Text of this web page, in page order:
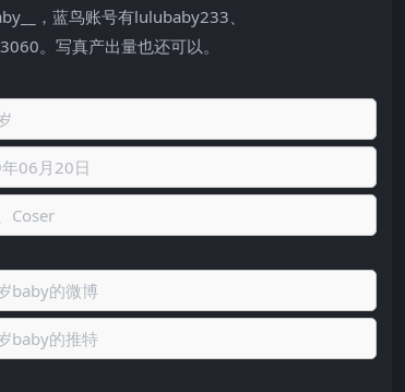
，蓝鸟账号有lulubaby233、
。写真产出量也还可以。
06月20日
Coser
baby的微博
baby的推特